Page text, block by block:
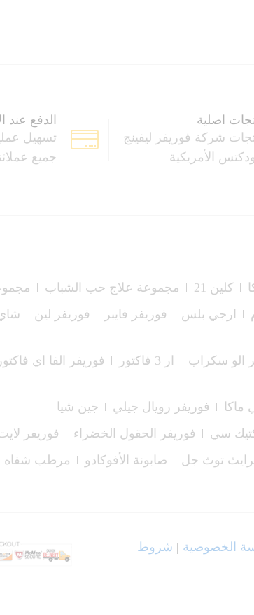
اصلية
شركة فوريفر ليفينج
الأمريكية
الدفع عند
تسهيل
جميع
كلين 21 مجموعة علاج حب الشباب
ارجي بلس فوريفر فايبر فوريفر لين
الو سكراب ار 3 فاكتور فوريفر الفا اي فاكتور
ماكا فوريفر رويال جيلي جين شيا
سي فوريفر الحقول الخضراء فوريفر لايت
توث جل صابونة الأفوكادو مرطب شفاه
الخصوصية | شروط